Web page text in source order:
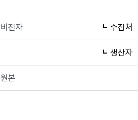
비전자 수집처
생산자
원본